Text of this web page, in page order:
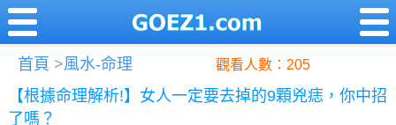
首頁 >風水-命理 觀看人數：205
【根據命理解析!】女人一定要去掉的9顆兇痣，你中招
了嗎？